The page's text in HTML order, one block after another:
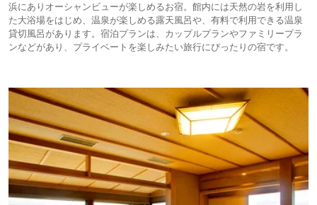
浜にありオーシャンビューが楽しめるお宿。館内には天然の岩を利用し
た大浴場をはじめ、温泉が楽しめる露天風呂や、有料で利用できる温泉
貸切風呂があります。宿泊プランは、カップルプランやファミリープラ
ンなどがあり、プライベートを楽しみたい旅行にぴったりの宿です。